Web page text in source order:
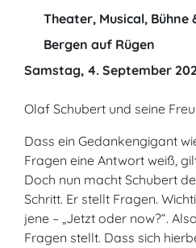
Theater, Musical, Bühne
Bergen auf Rügen
Samstag, 4. September
Olaf Schubert und seine
Dass ein Gedankengigant
Fragen eine Antwort weiß,
Doch nun macht Schubert
Schritt. Er stellt Fragen.
jene – „Jetzt oder now?“.
Fragen stellt. Dass sich